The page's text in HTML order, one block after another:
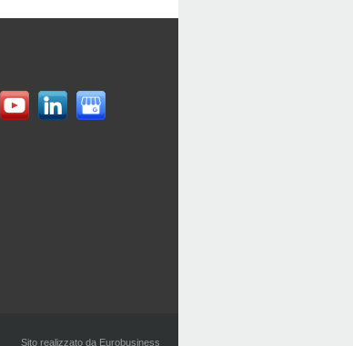
Sito realizzato da Eurobusiness